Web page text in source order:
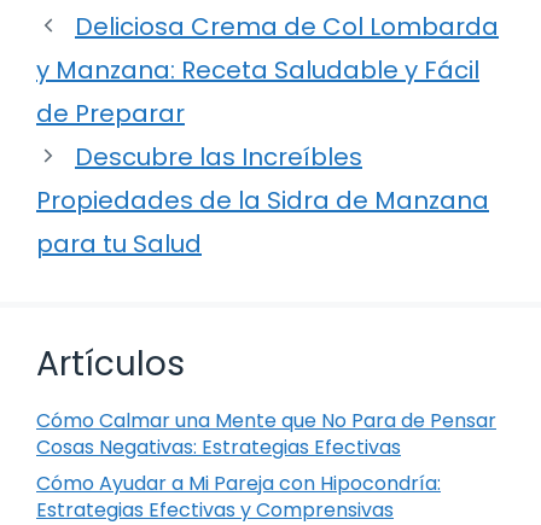
Deliciosa Crema de Col Lombarda
y Manzana: Receta Saludable y Fácil
de Preparar
Descubre las Increíbles
Propiedades de la Sidra de Manzana
para tu Salud
Artículos
Cómo Calmar una Mente que No Para de Pensar
Cosas Negativas: Estrategias Efectivas
Cómo Ayudar a Mi Pareja con Hipocondría:
Estrategias Efectivas y Comprensivas